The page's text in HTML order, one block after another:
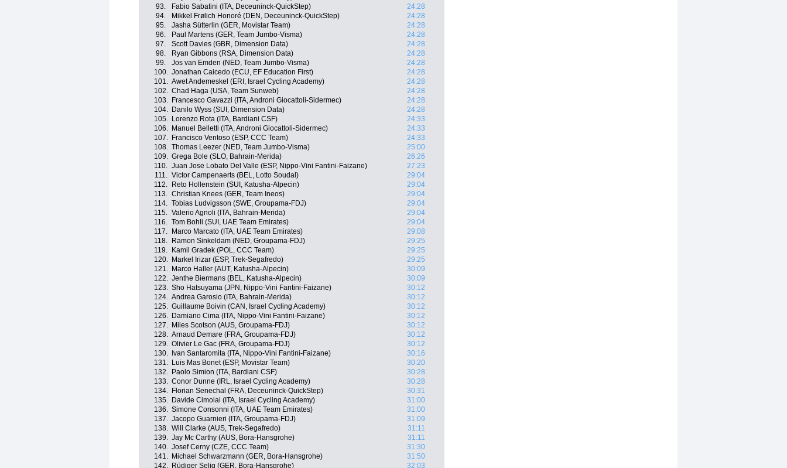
93.
Fabio Sabatini (ITA, Deceuninck-QuickStep)
24:28
94.
Mikkel Frølich Honoré (DEN, Deceuninck-QuickStep)
24:28
95.
Jasha Sütterlin (GER, Movistar Team)
24:28
96.
Paul Martens (GER, Team Jumbo-Visma)
24:28
97.
Scott Davies (GBR, Dimension Data)
24:28
98.
Ryan Gibbons (RSA, Dimension Data)
24:28
99.
Jos van Emden (NED, Team Jumbo-Visma)
24:28
100. Jonathan Caicedo (ECU, EF Education First)
24:28
101. Awet Andemeskel (ERI, Israel Cycling Academy)
24:28
102. Chad Haga (USA, Team Sunweb)
24:28
103.
Francesco Gavazzi (ITA, Androni Giocattoli-Sidermec)
24:28
104.
Danilo Wyss (SUI, Dimension Data)
24:28
105.
Lorenzo Rota (ITA, Bardiani CSF)
24:33
106.
Manuel Belletti (ITA, Androni Giocattoli-Sidermec)
24:33
107.
Francisco Ventoso (ESP, CCC Team)
24:33
108. Thomas Leezer (NED, Team Jumbo-Visma)
25:00
109. Grega Bole (SLO, Bahrain-Merida)
26:26
110. Juan Jose Lobato Del Valle (ESP, Nippo-Vini Fantini-Faizane)
27:23
111. Victor Campenaerts (BEL, Lotto Soudal)
29:04
112.
Reto Hollenstein (SUI, Katusha-Alpecin)
29:04
113. Christian Knees (GER, Team Ineos)
29:04
114. Tobias Ludvigsson (SWE, Groupama-FDJ)
29:04
115. Valerio Agnoli (ITA, Bahrain-Merida)
29:04
116. Tom Bohli (SUI, UAE Team Emirates)
29:04
117.
Marco Marcato (ITA, UAE Team Emirates)
29:08
118.
Ramon Sinkeldam (NED, Groupama-FDJ)
29:25
119.
Kamil Gradek (POL, CCC Team)
29:25
120.
Markel Irizar (ESP, Trek-Segafredo)
29:25
121.
Marco Haller (AUT, Katusha-Alpecin)
30:09
122. Jenthe Biermans (BEL, Katusha-Alpecin)
30:09
123. Sho Hatsuyama (JPN, Nippo-Vini Fantini-Faizane)
30:12
124. Andrea Garosio (ITA, Bahrain-Merida)
30:12
125. Guillaume Boivin (CAN, Israel Cycling Academy)
30:12
126.
Damiano Cima (ITA, Nippo-Vini Fantini-Faizane)
30:12
127.
Miles Scotson (AUS, Groupama-FDJ)
30:12
128. Arnaud Demare (FRA, Groupama-FDJ)
30:12
129. Olivier Le Gac (FRA, Groupama-FDJ)
30:12
130.
Ivan Santaromita (ITA, Nippo-Vini Fantini-Faizane)
30:16
131.
Luis Mas Bonet (ESP, Movistar Team)
30:20
132.
Paolo Simion (ITA, Bardiani CSF)
30:28
133. Conor Dunne (IRL, Israel Cycling Academy)
30:28
134.
Florian Senechal (FRA, Deceuninck-QuickStep)
30:31
135.
Davide Cimolai (ITA, Israel Cycling Academy)
31:00
136. Simone Consonni (ITA, UAE Team Emirates)
31:00
137. Jacopo Guarnieri (ITA, Groupama-FDJ)
31:09
138. Will Clarke (AUS, Trek-Segafredo)
31:11
139. Jay Mc Carthy (AUS, Bora-Hansgrohe)
31:11
140. Josef Cerny (CZE, CCC Team)
31:30
141.
Michael Schwarzmann (GER, Bora-Hansgrohe)
31:50
142.
Rüdiger Selig (GER, Bora-Hansgrohe)
32:03